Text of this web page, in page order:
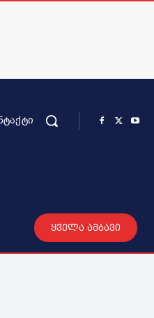
ყველა ამბავი